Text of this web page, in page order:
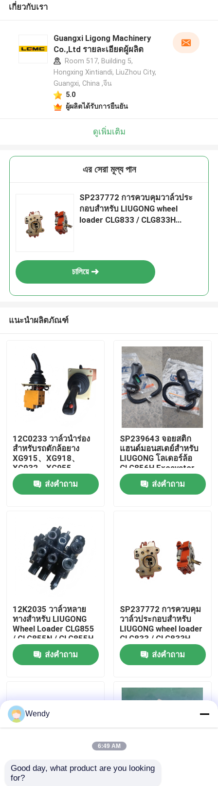
สินค้า
วิดีโอ
ทัวร์โรงงาน
ควบคุมคุณภาพ
ข่าว
บล็อก
เกี่ยวกับเรา
Guangxi Ligong Machinery
Co.,Ltd รายละเอียดผู้ผลิต
Room 517, Building 5,
Hongxing Xintiandi, LiuZhou City,
Guangxi, China ,จีน
5.0
ผู้ผลิตได้รับการยืนยัน
ดูเพิ่มเติม
এর সেরা মূল্য পান
SP237772 การควบคุมวาล์วประ
กอบสําหรับ LIUGONG wheel
loader CLG833 / CLG833H
চালিয়ে
แนะนำผลิตภัณฑ์
12C0233 วาล์วนำร่อง
สำหรับรถตักล้อยาง
XG915、XG918、
XG932、XG955、
XG962、XG982 อะไหล่
ส่งคำถาม
SP239643 จอยสติก
แฮนด์มอนสเตย์สําหรับ
LIUGONG โลเดอร์ล้อ
CLG856H Excavator
CLG920D、
CLG922D、CLG925D
CLG933E、CLG936D、
ส่งคำถาม
12K2035 วาล์วหลาย
ทางสําหรับ LIUGONG
Wheel Loader CLG855
/ CLG855N / CLG855H
CLG856 / CLG856H
CLG50CN / CLG50C
ส่งคำถาม
SP237772 การควบคุม
วาล์วประกอบสําหรับ
LIUGONG wheel loader
CLG833 / CLG833H
CLG835 / CLG835H
ส่งคำถาม
SP161058 รองรับ
Wendy
6:49 AM
Good day, what product are you looking
for?